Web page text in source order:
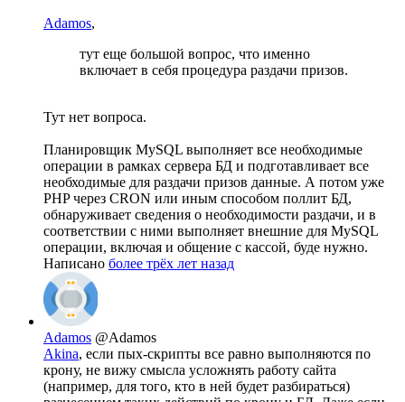
Adamos,
тут еще большой вопрос, что именно
включает в себя процедура раздачи призов.
Тут нет вопроса.
Планировщик MySQL выполняет все необходимые
операции в рамках сервера БД и подготавливает все
необходимые для раздачи призов данные. А потом уже
PHP через CRON или иным способом поллит БД,
обнаруживает сведения о необходимости раздачи, и в
соответствии с ними выполняет внешние для MySQL
операции, включая и общение с кассой, буде нужно.
Написано более трёх лет назад
Adamos @Adamos
Akina, если пых-скрипты все равно выполняются по
крону, не вижу смысла усложнять работу сайта
(например, для того, кто в ней будет разбираться)